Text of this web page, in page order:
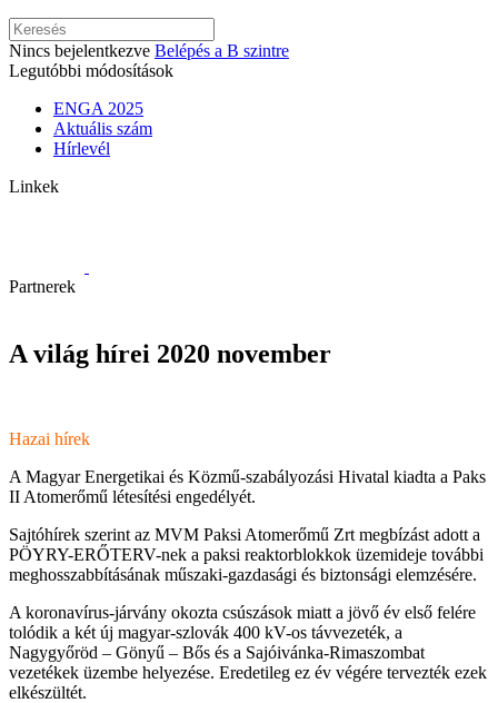
Nincs bejelentkezve Belépés a B szintre
Legutóbbi módosítások
ENGA 2025
Aktuális szám
Hírlevél
Linkek
Partnerek
A világ hírei 2020 november
Hazai hírek
A Magyar Energetikai és Közmű-szabályozási Hivatal kiadta a Paks
II Atomerőmű létesítési engedélyét.
Sajtóhírek szerint az MVM Paksi Atomerőmű Zrt megbízást adott a
PÖYRY-ERŐTERV-nek a paksi reaktorblokkok üzemideje további
meghosszabbításának műszaki-gazdasági és biztonsági elemzésére.
A koronavírus-járvány okozta csúszások miatt a jövő év első felére
tolódik a két új magyar-szlovák 400 kV-os távvezeték, a
Nagygyőröd – Gönyű – Bős és a Sajóivánka-Rimaszombat
vezetékek üzembe helyezése. Eredetileg ez év végére tervezték ezek
elkészültét.